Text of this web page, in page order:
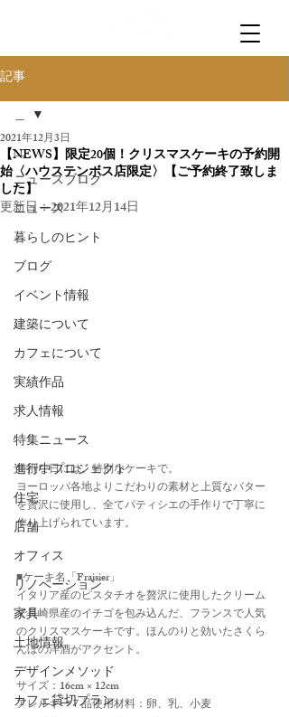
記事
＿
ニュースブログ
ニュース
暮らしのヒント
ブログ
イベント情報
建築について
カフェについて
実績作品
求人情報
特集ニュース
進行中プロジェクト
住宅
店舗
オフィス
リノベーション
家具
土地情報
デザインメソッド
カフェ貸切プラン
＿
【NEWS】限定20個！クリスマスケーキの予約開
始〈ハウステンボス店限定〉【ご予約終了致しま
した】
2021年12月3日
更新日：2021年12月14日
特別な日には、特別なケーキで。
ヨーロッパ各地よりこだわりの素材と上質なバター
を贅沢に使用し、全てパティシエの手作りで丁寧に
作り上げられています。
■ケーキ名「Fraisier」
イタリア産のピスタチオを贅沢に使用したクリーム
で長崎県産のイチゴを包み込んだ、フランスで人気
のクリスマスケーキです。ほんのりと効いたさくら
んぼの洋酒がアクセント。
サイズ：16cm × 12cm
アレルギー７品使用材料：卵、乳、小麦